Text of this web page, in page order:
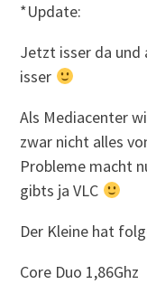
*Update:
Jetzt isser da und
isser
Als Mediacenter
zwar nicht alles
Probleme macht
gibts ja VLC
Der Kleine hat
Core Duo 1,86Ghz